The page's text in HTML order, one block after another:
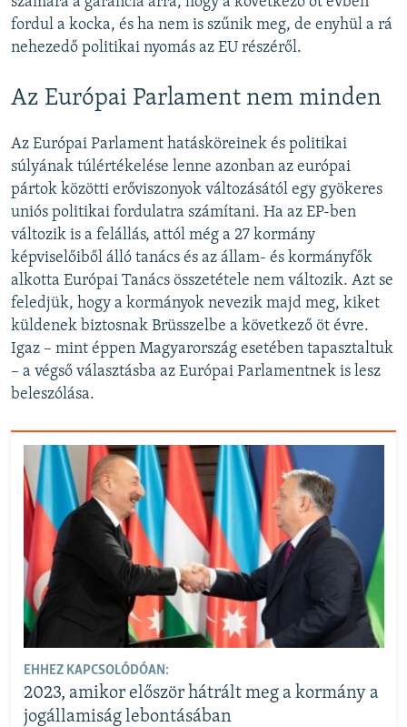
fordul a kocka, és ha nem is szűnik meg, de enyhül a rá
nehezedő politikai nyomás az EU részéről.
Az Európai Parlament nem minden
Az Európai Parlament hatásköreinek és politikai
súlyának túlértékelése lenne azonban az európai
pártok közötti erőviszonyok változásától egy gyökeres
uniós politikai fordulatra számítani. Ha az EP-ben
változik is a felállás, attól még a 27 kormány
képviselőiből álló tanács és az állam- és kormányfők
alkotta Európai Tanács összetétele nem változik. Azt se
feledjük, hogy a kormányok nevezik majd meg, kiket
küldenek biztosnak Brüsszelbe a következő öt évre.
Igaz – mint éppen Magyarország esetében tapasztaltuk
– a végső választásba az Európai Parlamentnek is lesz
beleszólása.
EHHEZ KAPCSOLÓDÓAN:
2023, amikor először hátrált meg a kormány a
jogállamiság lebontásában